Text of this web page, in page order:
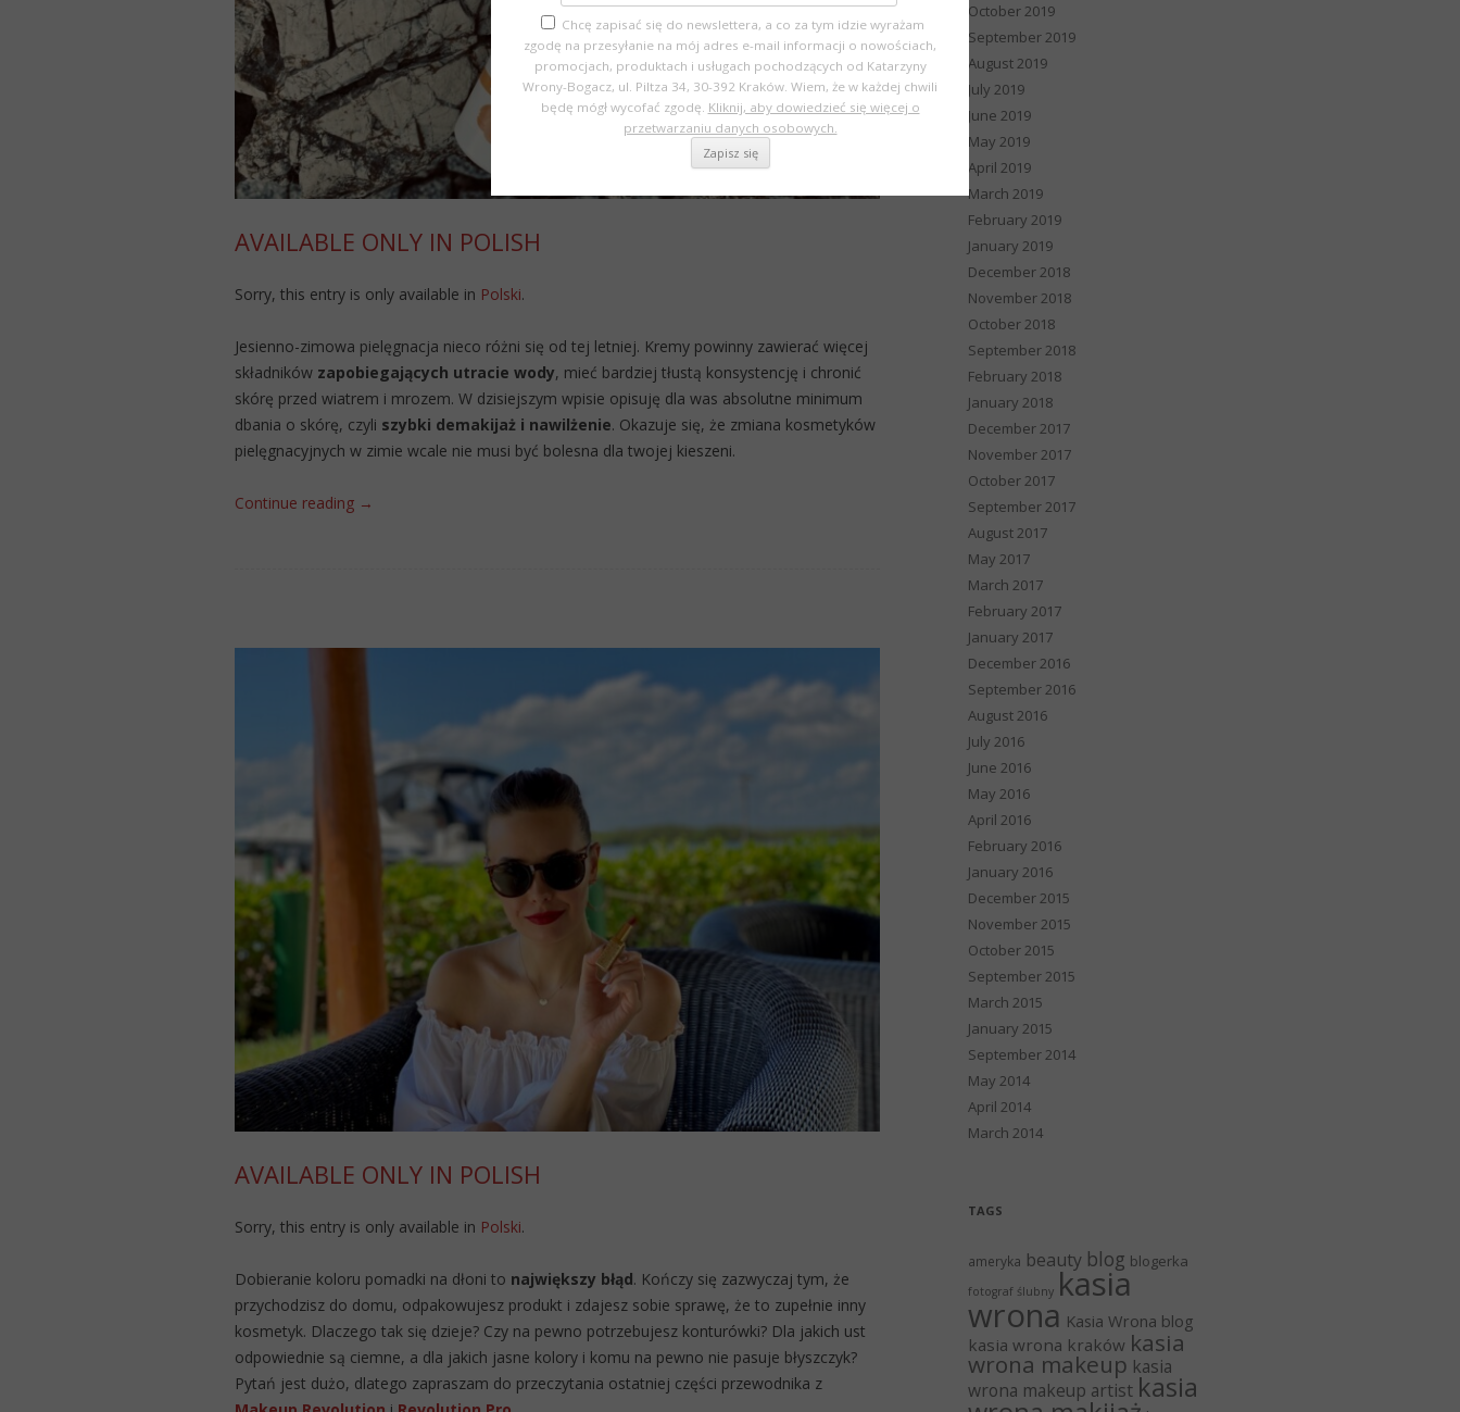
AVAILABLE ONLY IN POLISH
Sorry, this entry is only available in Polski.
Jesienno-zimowa pielęgnacja nieco różni się od tej letniej. Kremy powinny zawierać więcej
składników zapobiegających utracie wody, mieć bardziej tłustą konsystencję i chronić
skórę przed wiatrem i mrozem. W dzisiejszym wpisie opisuję dla was absolutne minimum
dbania o skórę, czyli szybki demakijaż i nawilżenie. Okazuje się, że zmiana kosmetyków
pielęgnacyjnych w zimie wcale nie musi być bolesna dla twojej kieszeni.
Continue reading →
AVAILABLE ONLY IN POLISH
Sorry, this entry is only available in Polski.
Dobieranie koloru pomadki na dłoni to największy błąd. Kończy się zazwyczaj tym, że
przychodzisz do domu, odpakowujesz produkt i zdajesz sobie sprawę, że to zupełnie inny
kosmetyk. Dlaczego tak się dzieje? Czy na pewno potrzebujesz konturówki? Dla jakich ust
odpowiednie są ciemne, a dla jakich jasne kolory i komu na pewno nie pasuje błyszczyk?
Pytań jest dużo, dlatego zapraszam do przeczytania ostatniej części przewodnika z
October 2019
September 2019
August 2019
July 2019
June 2019
May 2019
April 2019
March 2019
February 2019
January 2019
December 2018
November 2018
October 2018
September 2018
February 2018
January 2018
December 2017
November 2017
October 2017
September 2017
August 2017
May 2017
March 2017
February 2017
January 2017
December 2016
September 2016
August 2016
July 2016
June 2016
May 2016
April 2016
February 2016
January 2016
December 2015
November 2015
October 2015
September 2015
March 2015
January 2015
September 2014
May 2014
April 2014
March 2014
TAGS
ameryka beauty blog blogerka
fotograf ślubny kasia
wrona Kasia Wrona blog
kasia wrona kraków kasia
wrona makeup kasia
wrona makeup artist kasia
Chcę zapisać się do newslettera, a co za tym idzie wyrażam
zgodę na przesyłanie na mój adres e-mail informacji o nowościach,
promocjach, produktach i usługach pochodzących od Katarzyny
Wrony-Bogacz, ul. Piltza 34, 30-392 Kraków. Wiem, że w każdej chwili
będę mógł wycofać zgodę. Kliknij, aby dowiedzieć się więcej o
przetwarzaniu danych osobowych.